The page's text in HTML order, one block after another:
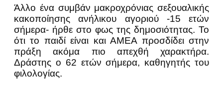
Άλλο ένα συμβάν μακροχρόνιας σεξουαλικής
κακοποίησης ανήλικου αγοριού -15 ετών
σήμερα- ήρθε στο φως της δημοσιότητας. Το
ότι το παιδί είναι και ΑΜΕΑ προσδίδει στην
πράξη ακόμα πιο απεχθή χαρακτήρα.
Δράστης ο 62 ετών σήμερα, καθηγητής του
φιλολογίας.